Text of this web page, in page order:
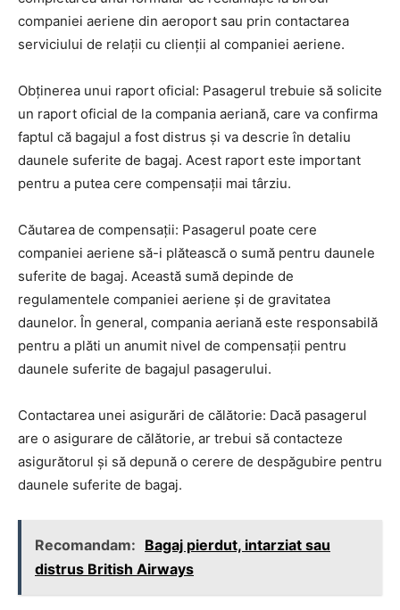
companiei aeriene din aeroport sau prin contactarea
serviciului de relații cu clienții al companiei aeriene.
Obținerea unui raport oficial: Pasagerul trebuie să solicite
un raport oficial de la compania aeriană, care va confirma
faptul că bagajul a fost distrus și va descrie în detaliu
daunele suferite de bagaj. Acest raport este important
pentru a putea cere compensații mai târziu.
Căutarea de compensații: Pasagerul poate cere
companiei aeriene să-i plătească o sumă pentru daunele
suferite de bagaj. Această sumă depinde de
regulamentele companiei aeriene și de gravitatea
daunelor. În general, compania aeriană este responsabilă
pentru a plăti un anumit nivel de compensații pentru
daunele suferite de bagajul pasagerului.
Contactarea unei asigurări de călătorie: Dacă pasagerul
are o asigurare de călătorie, ar trebui să contacteze
asigurătorul și să depună o cerere de despăgubire pentru
daunele suferite de bagaj.
Recomandam: Bagaj pierdut, intarziat sau
distrus British Airways